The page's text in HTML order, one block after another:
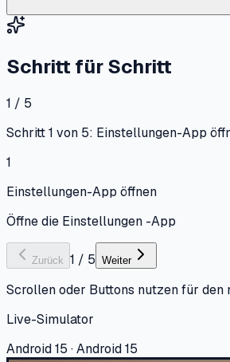
Schritt für Schritt
1 / 5
Schritt 1 von 5: Einstellungen-App
1
Einstellungen-App öffnen
Öffne die Einstellungen -App
Zurück 1 / 5 Weiter
Scrollen oder Buttons nutzen für den
Live-Simulator
Android 15 · Android 15